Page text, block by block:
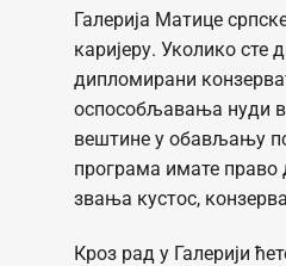
Галерија Матице
каријеру. Уколико
дипломирани
оспособљавања нуди
вештине у обављању
програма имате право
звања кустос,
Кроз рад у Галерији